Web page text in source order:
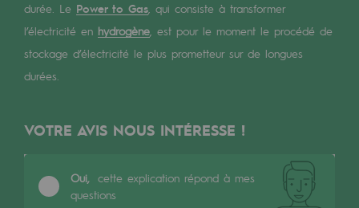
Pyrogazéification et gazéification
Méthanation
Nouveaux usages
Espace pédagogique
durée. Le Power to Gas , qui consiste à transformer
l’électricité en hydrogène , est pour le moment le procédé de
stockage d’électricité le plus prometteur sur de longues
durées.
VOTRE AVIS NOUS INTÉRESSE !
Oui, cette explication répond à mes
questions